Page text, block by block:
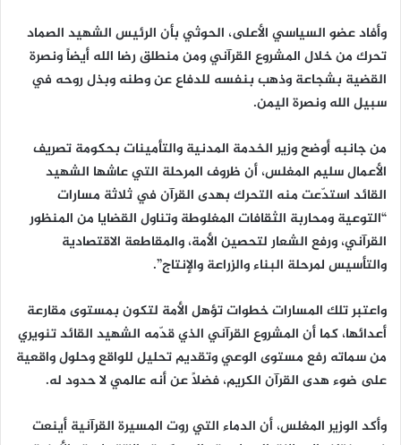
وأفاد عضو السياسي الأعلى، الحوثي بأن الرئيس الشهيد الصماد
تحرك من خلال المشروع القرآني ومن منطلق رضا الله أيضاً ونصرة
القضية بشجاعة وذهب بنفسه للدفاع عن وطنه وبذل روحه في
سبيل الله ونصرة اليمن.
من جانبه أوضح وزير الخدمة المدنية والتأمينات بحكومة تصريف
الأعمال سليم المغلس، أن ظروف المرحلة التي عاشها الشهيد
القائد استدّعت منه التحرك بهدى القرآن في ثلاثة مسارات
“التوعية ومحاربة الثقافات المغلوطة وتناول القضايا من المنظور
القرآني، ورفع الشعار لتحصين الأمة، والمقاطعة الاقتصادية
والتأسيس لمرحلة البناء والزراعة والإنتاج”.
واعتبر تلك المسارات خطوات تؤهل الأمة لتكون بمستوى مقارعة
أعدائها، كما أن المشروع القرآني الذي قدّمه الشهيد القائد تنويري
من سماته رفع مستوى الوعي وتقديم تحليل للواقع وحلول واقعية
على ضوء هدى القرآن الكريم، فضلاً عن أنه عالمي لا حدود له.
وأكد الوزير المغلس، أن الدماء التي روت المسيرة القرآنية أينعت